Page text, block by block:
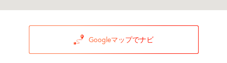
Googleマップでナビ